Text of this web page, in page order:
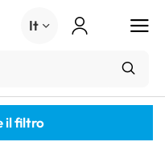
It
il filtro